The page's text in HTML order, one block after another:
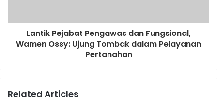
Lantik Pejabat Pengawas dan Fungsional,
Wamen Ossy: Ujung Tombak dalam Pelayanan
Pertanahan
Related Articles